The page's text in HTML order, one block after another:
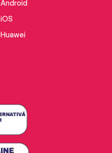
Android
iOS
Huawei